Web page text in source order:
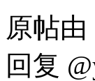
原帖由
回复